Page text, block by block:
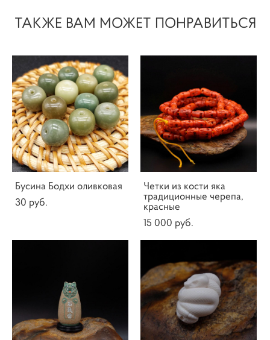
ТАКЖЕ ВАМ МОЖЕТ ПОНРАВИТЬСЯ
Бусина Бодхи оливковая
30 pуб.
Четки из кости яка
традиционные черепа,
красные
15 000 pуб.